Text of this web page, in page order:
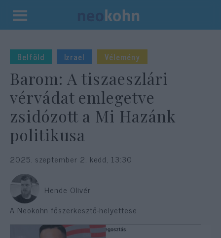
Kilépés
tartalomba
Belföld Izrael Vélemény
Barom: A tiszaeszlári
vérvádat emlegetve
zsidózott a Mi Hazánk
politikusa
2025. szeptember 2. kedd, 13:30
Hende Olivér
A Neokohn főszerkesztő-helyettese